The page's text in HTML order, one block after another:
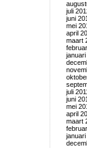
juli
juni
mei
april
maart
juli
juni
mei
april
maart
januari